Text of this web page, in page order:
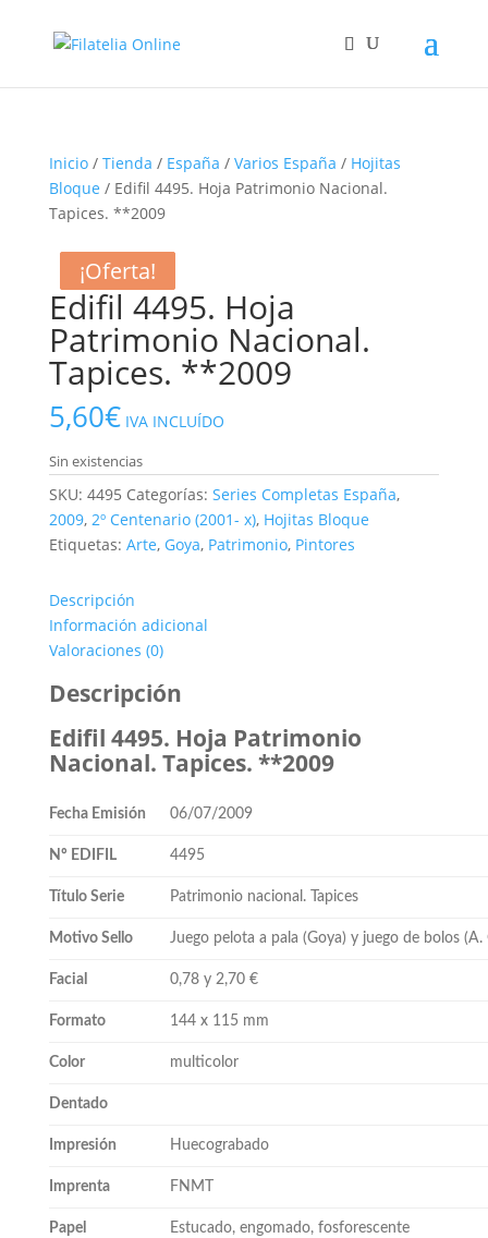
Inicio/ Tienda / España / Varios España / Hojitas
Bloque / Edifil 4495. Hoja Patrimonio Nacional.
Tapices. **2009
Edifil 4495. Hoja
Patrimonio Nacional.
Tapices. **2009
5,60€ IVA INCLUÍDO
Sin existencias
SKU: 4495 Categorías: Series Completas España,
2009, 2º Centenario (2001- x), Hojitas Bloque
Etiquetas: Arte, Goya, Patrimonio, Pintores
Descripción
Información adicional
Valoraciones (0)
Descripción
Edifil 4495. Hoja Patrimonio
Nacional. Tapices. **2009
Fecha Emisión 06/07/2009
Nº EDIFIL 4495
Título Serie Patrimonio nacional. Tapices
Motivo Sello Juego pelota a pala (Goya) y juego de bolos (A.
Facial 0,78 y 2,70 €
Formato 144 x 115 mm
Color multicolor
Dentado
Impresión Huecograbado
Imprenta FNMT
Papel Estucado, engomado, fosforescente
¡Oferta!
¡Oferta!
¡Oferta!